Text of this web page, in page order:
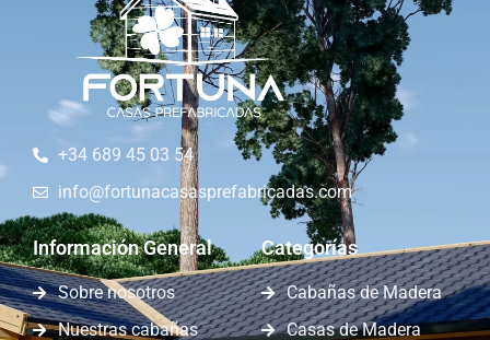
+34 689 45 03 54
info@fortunacasasprefabricadas.com
Información General
Sobre nosotros
Nuestras cabañas
Categorías
Cabañas de Madera
Casas de Madera